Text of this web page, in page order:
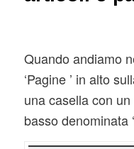
Quando andiamo
‘Pagine ’ in alto
una casella con
basso denominata